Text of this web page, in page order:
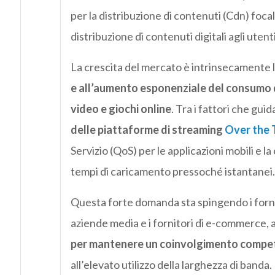
per la distribuzione di contenuti (Cdn)
distribuzione di contenuti digitali agli
La crescita del mercato è intrinsecamente
e all’aumento esponenziale del
video e giochi online. Tra i fattori che
delle piattaforme di streaming Over the
Servizio (QoS) per le applicazioni mobili e
tempi di caricamento pressoché istantanei.
Questa forte domanda sta spingendo i
aziende media e i fornitori di e-commerce,
per mantenere un coinvolgimento
all’elevato utilizzo della larghezza di banda.